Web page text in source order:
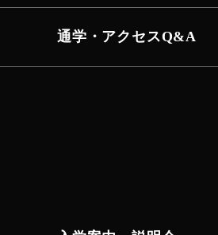
通学・アクセスQ&A